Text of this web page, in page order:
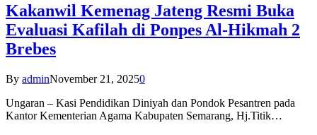
Kakanwil Kemenag Jateng Resmi Buka
Evaluasi Kafilah di Ponpes Al-Hikmah 2
Brebes
By adminNovember 21, 20250
Ungaran – Kasi Pendidikan Diniyah dan Pondok Pesantren pada
Kantor Kementerian Agama Kabupaten Semarang, Hj.Titik…